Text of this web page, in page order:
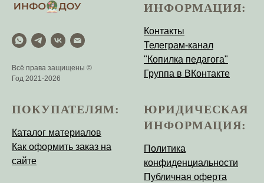
Всё права защищены ©
Год 2021-2026
ИНФОРМАЦИЯ:
Контакты
Телеграм-канал
"Копилка педагога"
Группа в ВКонтакте
ПОКУПАТЕЛЯМ:
Каталог материалов
Как оформить заказ на
сайте
ЮРИДИЧЕСКАЯ
ИНФОРМАЦИЯ:
Политика
конфиденциальности
Публичная оферта